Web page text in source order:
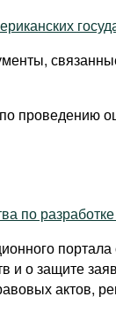
проведению
по
и о защите
актов,